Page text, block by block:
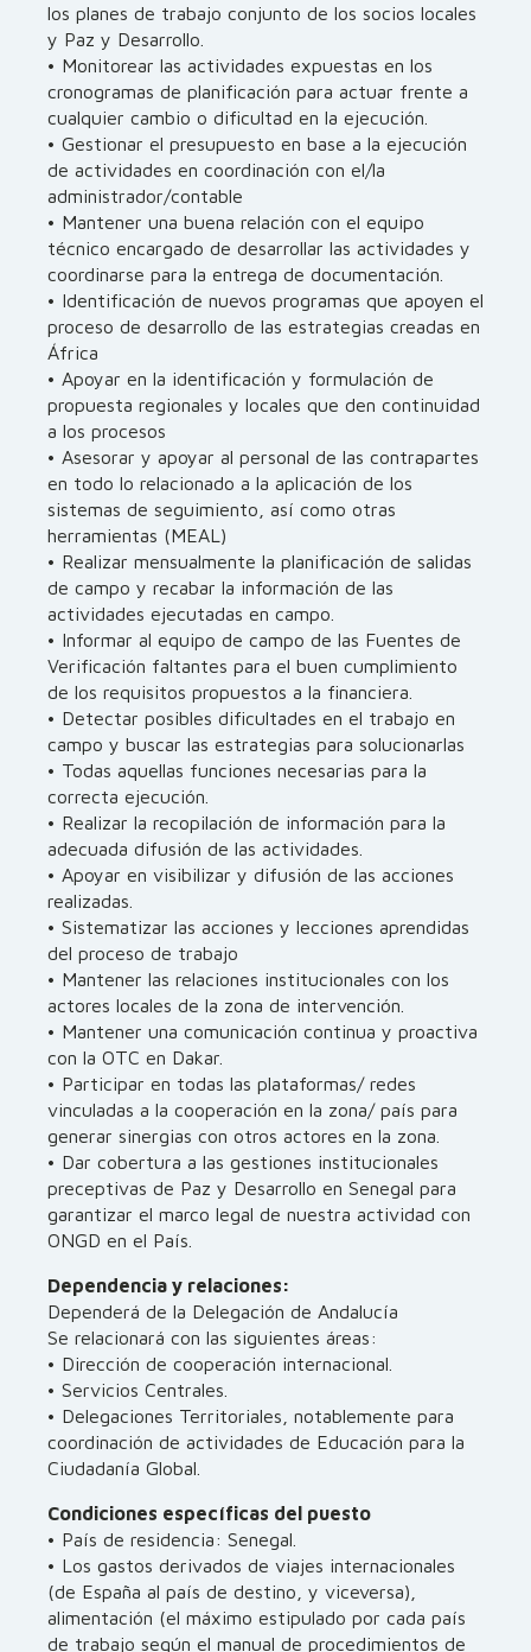
los planes de trabajo conjunto de los socios locales
y Paz y Desarrollo.
• Monitorear las actividades expuestas en los
cronogramas de planificación para actuar frente a
cualquier cambio o dificultad en la ejecución.
• Gestionar el presupuesto en base a la ejecución
de actividades en coordinación con el/la
administrador/contable
• Mantener una buena relación con el equipo
técnico encargado de desarrollar las actividades y
coordinarse para la entrega de documentación.
• Identificación de nuevos programas que apoyen el
proceso de desarrollo de las estrategias creadas en
África
• Apoyar en la identificación y formulación de
propuesta regionales y locales que den continuidad
a los procesos
• Asesorar y apoyar al personal de las contrapartes
en todo lo relacionado a la aplicación de los
sistemas de seguimiento, así como otras
herramientas (MEAL)
• Realizar mensualmente la planificación de salidas
de campo y recabar la información de las
actividades ejecutadas en campo.
• Informar al equipo de campo de las Fuentes de
Verificación faltantes para el buen cumplimiento
de los requisitos propuestos a la financiera.
• Detectar posibles dificultades en el trabajo en
campo y buscar las estrategias para solucionarlas
• Todas aquellas funciones necesarias para la
correcta ejecución.
• Realizar la recopilación de información para la
adecuada difusión de las actividades.
• Apoyar en visibilizar y difusión de las acciones
realizadas.
• Sistematizar las acciones y lecciones aprendidas
del proceso de trabajo
• Mantener las relaciones institucionales con los
actores locales de la zona de intervención.
• Mantener una comunicación continua y proactiva
con la OTC en Dakar.
• Participar en todas las plataformas/ redes
vinculadas a la cooperación en la zona/ país para
generar sinergias con otros actores en la zona.
• Dar cobertura a las gestiones institucionales
preceptivas de Paz y Desarrollo en Senegal para
garantizar el marco legal de nuestra actividad con
ONGD en el País.
Dependencia y relaciones:
Dependerá de la Delegación de Andalucía
Se relacionará con las siguientes áreas:
• Dirección de cooperación internacional.
• Servicios Centrales.
• Delegaciones Territoriales, notablemente para
coordinación de actividades de Educación para la
Ciudadanía Global.
Condiciones específicas del puesto
• País de residencia: Senegal.
• Los gastos derivados de viajes internacionales
(de España al país de destino, y viceversa),
alimentación (el máximo estipulado por cada país
de trabajo según el manual de procedimientos de